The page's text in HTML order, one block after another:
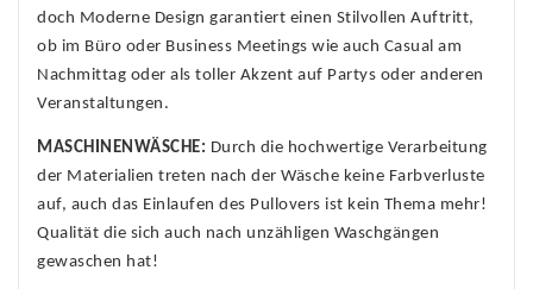
doch Moderne Design garantiert einen Stilvollen Auftritt,
ob im Büro oder Business Meetings wie auch Casual am
Nachmittag oder als toller Akzent auf Partys oder anderen
Veranstaltungen.
MASCHINENWÄSCHE: Durch die hochwertige Verarbeitung
der Materialien treten nach der Wäsche keine Farbverluste
auf, auch das Einlaufen des Pullovers ist kein Thema mehr!
Qualität die sich auch nach unzähligen Waschgängen
gewaschen hat!